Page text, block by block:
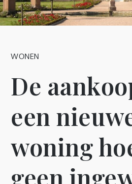
WONEN
De
een
woning
geen